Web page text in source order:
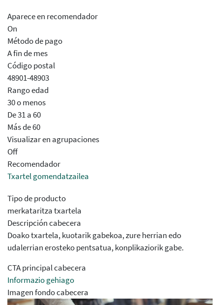
Aparece en recomendador
On
Método de pago
A fin de mes
Código postal
48901-48903
Rango edad
30 o menos
De 31 a 60
Más de 60
Visualizar en agrupaciones
Off
Recomendador
Txartel gomendatzailea
Tipo de producto
merkataritza txartela
Descripción cabecera
Doako txartela, kuotarik gabekoa, zure herrian edo
udalerrian erosteko pentsatua, konplikaziorik gabe.
CTA principal cabecera
Informazio gehiago
Imagen fondo cabecera